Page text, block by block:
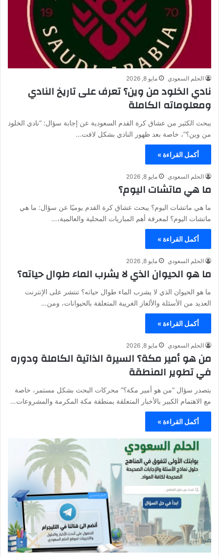
الحلم السعودي مايو 8, 2026
نادي الخلود من وين؟ تعرف على تاريخ النادي
ومعلوماته الكاملة
يبحث الكثير من عشاق كرة القدم السعودية عن إجابة سؤال: “نادي الخلود
من وين؟”، خاصة بعد ظهور النادي بشكل لافت…
أكمل القراءة »
الحلم السعودي مايو 8, 2026
ما هي ماتشات اليوم؟
ما هي ماتشات اليوم؟ يبحث عشاق كرة القدم يوميًا عن سؤال: ما هي
ماتشات اليوم؟ لمعرفة أهم المباريات المحلية والعالمية،…
أكمل القراءة »
الحلم السعودي مايو 8, 2026
ما هو الحيوان الذي لا يشرب الماء طوال حياته؟
ما هو الحيوان الذي لا يشرب الماء طوال حياته؟ تنتشر على الإنترنت
العديد من الأسئلة والألغاز الغريبة المتعلقة بالحيوانات، ومن…
أكمل القراءة »
الحلم السعودي مايو 8, 2026
من هو أمير مكة؟ السيرة الذاتية الكاملة ودوره
في تطوير المنطقة
يتصدر سؤال “من هو أمير مكة؟” محركات البحث بشكل مستمر، خاصة
مع الاهتمام الكبير بالأخبار المتعلقة بمنطقة مكة المكرمة والمشروعات…
أكمل القراءة »